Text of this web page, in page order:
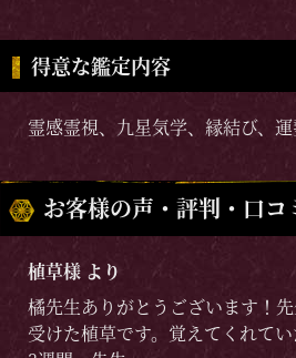
得意な鑑定内容
霊感霊視、九星気学、縁結び、
お客様の声・評判・口コ
植草様 より
橘先生ありがとうございます！
受けた植草です。覚えてくれて